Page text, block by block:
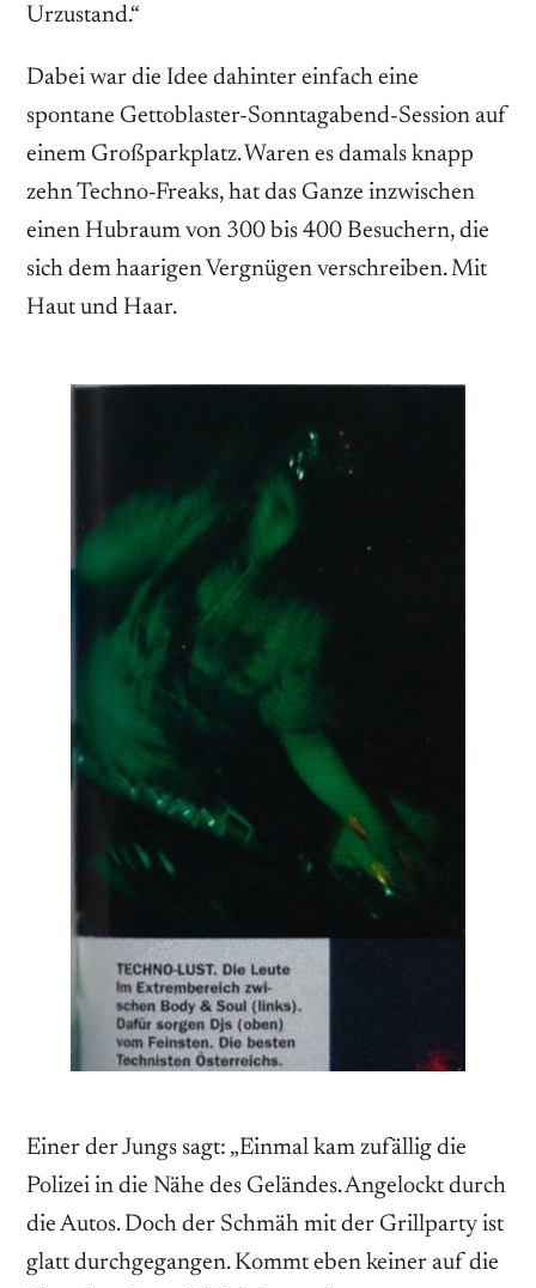
Urzustand.“
Dabei war die Idee dahinter einfach eine
spontane Gettoblaster-Sonntagabend-Session auf
einem Großparkplatz. Waren es damals knapp
zehn Techno-Freaks, hat das Ganze inzwischen
einen Hubraum von 300 bis 400 Besuchern, die
sich dem haarigen Vergnügen verschreiben. Mit
Haut und Haar.
Einer der Jungs sagt: „Einmal kam zufällig die
Polizei in die Nähe des Geländes. Angelockt durch
die Autos. Doch der Schmäh mit der Grillparty ist
glatt durchgegangen. Kommt eben keiner auf die